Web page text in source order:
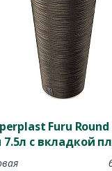
Furu Round
7.5л с вкладкой